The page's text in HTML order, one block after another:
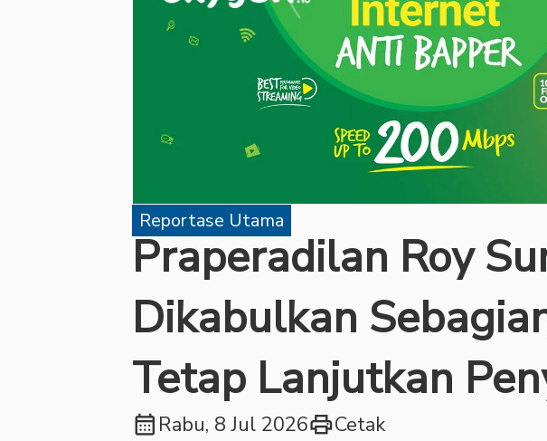
Reportase Utama
Praperadilan Roy
Dikabulkan
Tetap Lanjutkan
calendar_month Rabu, 8 Jul 2026printCetak